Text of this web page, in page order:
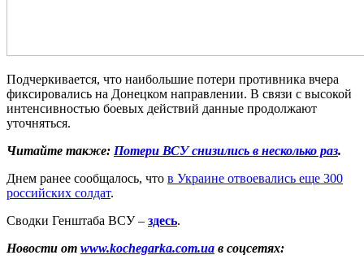
Подчеркивается, что наибольшие потери противника вчера
фиксировались на Донецком направлении. В связи с высокой
интенсивностью боевых действий данные продолжают
уточняться.
Читайте также: Потери ВСУ снизились в несколько раз.
Днем ранее сообщалось, что в Украине отвоевались еще 300
российских солдат.
Сводки Генштаба ВСУ – здесь.
Новости от www.kochegarka.com.ua в соцсетях: